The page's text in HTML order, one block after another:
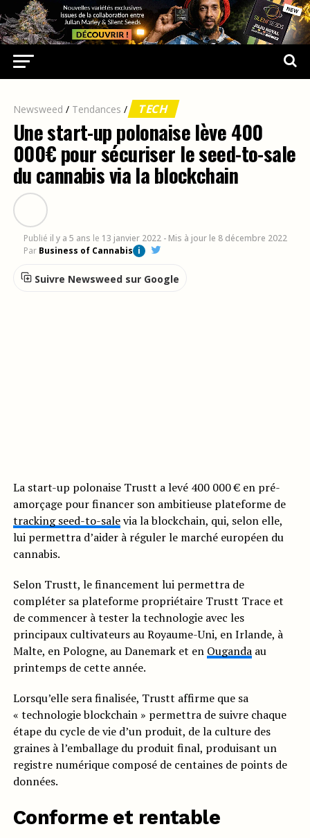
Newsweed / Tendances / TECH
Une start-up polonaise lève 400
000€ pour sécuriser le seed-to-sale
du cannabis via la blockchain
Publié il y a 5 ans le 13 janvier 2022 - Mis à jour le 8 décembre 2022
Par Business of Cannabis i
Suivre Newsweed sur Google
La start-up polonaise Trustt a levé 400 000 € en pré-
amorçage pour financer son ambitieuse plateforme de
tracking seed-to-salevia la blockchain, qui, selon elle,
lui permettra d’aider à réguler le marché européen du
cannabis.
Selon Trustt, le financement lui permettra de
compléter sa plateforme propriétaire Trustt Trace et
de commencer à tester la technologie avec les
principaux cultivateurs au Royaume-Uni, en Irlande, à
Malte, en Pologne, au Danemark et en Ougandaau
printemps de cette année.
Lorsqu’elle sera finalisée, Trustt affirme que sa
« technologie blockchain » permettra de suivre chaque
étape du cycle de vie d’un produit, de la culture des
graines à l’emballage du produit final, produisant un
registre numérique composé de centaines de points de
données.
Conforme et rentable